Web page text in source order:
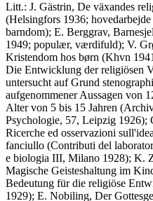
Litt.: J. Gästrin, De växandes
(Helsingfors 1936; hovedarbejde
barndom); E. Berggrav,
1949; populær, værdifuld); V.
Kristendom hos børn (Khvn
Die Entwicklung der religiösen
untersucht auf Grund
aufgenommener Aussagen von
Alter von 5 bis 15 Jahren
Psychologie, 57, Leipzig 1926);
Ricerche ed osservazioni
fanciullo (Contributi del
e biologia III, Milano 1928); K.
Magische Geisteshaltung im
Bedeutung für die religiöse
1929); E. Nobiling, Der